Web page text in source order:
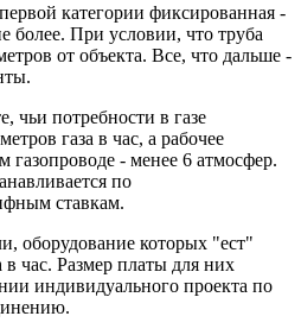
категории фиксированная -
более. При условии, что труба
от объекта. Все, что дальше -
чьи потребности в газе
газа в час, а рабочее
газопроводе - менее 6 атмосфер.
по
ставкам.
оборудование которых "ест"
час. Размер платы для них
индивидуального проекта по